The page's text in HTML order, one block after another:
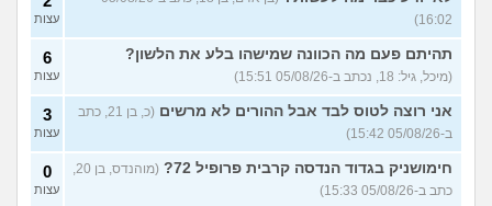
לעשות?
עצות
לא משלמת בדייטים
(אלי, בן
29)
9
עצות
יוצאת איתו היום לדייט ראשון 3
עצות
בטיילת או מועדון?
(רואי, בן
26)
8
עצות
16:02)
עצות
תהיתם פעם מה הכוונה שמישהו בלע את הלשון?
(מיכל, גיל: 18, נכתב ב-05/08/26 15:51)
6
עצות
אני רוצה לטוס לבד אבל ההורים לא מרשים
(כ, בן 21, כתב
ב-05/08/26 15:42)
3
עצות
חימושניק בגדוד הנדסה קרבית פרופיל 72?
(מוהנדס, בן 20,
כתב ב-05/08/26 15:33)
0
עצות